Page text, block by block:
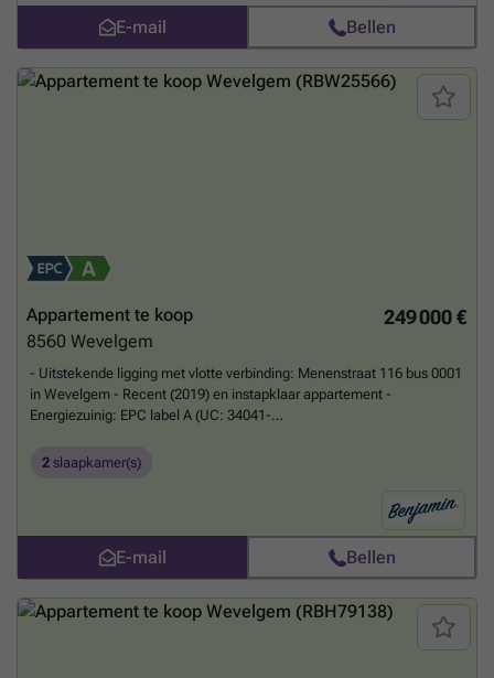
fietsenberging. Ideaal als vaste woont en/of investering. Voor meer
informatie of een bezoek ter plaatse contacteer Imani op het nummer
###Meer weten?
E-mail Bellen
249 000 €
Appartement te koop
8560 Wevelgem
- Uitstekende ligging met vlotte verbinding: Menenstraat 116 bus 0001
in Wevelgem - Recent (2019) en instapklaar appartement -
Energiezuinig: EPC label A (UC: 34041-
keuken en berging - Extra privéberging (kelder) - 2 slaapkamers - 2
ondergrondse garage - Conforme elektriciteit - Richtprijs: € 249.000 -
2 slaapkamer(s)
E-mail Bellen